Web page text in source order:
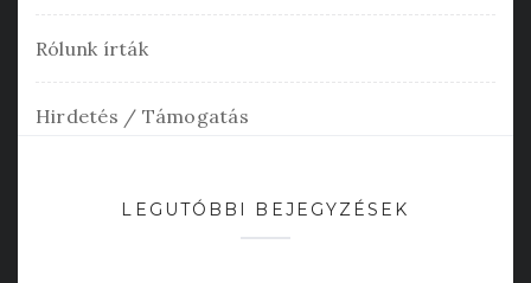
Rólunk írták
Hirdetés / Támogatás
LEGUTÓBBI BEJEGYZÉSEK